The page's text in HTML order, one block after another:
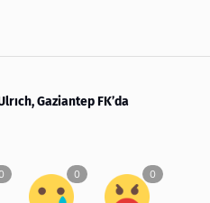
Gaziantep FK’da